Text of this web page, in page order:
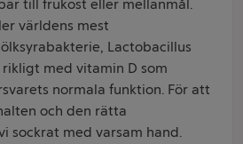
till frukost eller mellanmål.
världens mest
Lactobacillus
rikligt med vitamin D som
normala funktion. För att
och den rätta
sockrat med varsam hand.